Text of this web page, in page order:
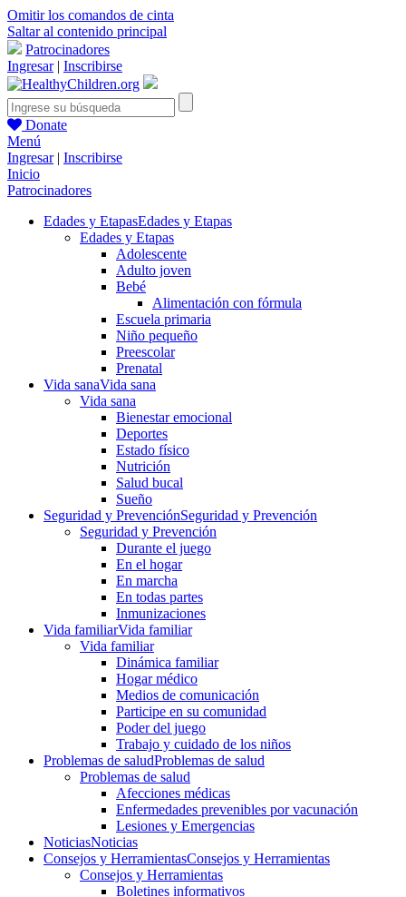
Omitir los comandos de cinta
Saltar al contenido principal
Patrocinadores
Ingresar| Inscribirse
Donate
Menú
Ingresar| Inscribirse
Inicio
Patrocinadores
Edades y EtapasEdades y Etapas
Edades y Etapas
Adolescente
Adulto joven
Bebé
Alimentación con fórmula
Escuela primaria
Niño pequeño
Preescolar
Prenatal
Vida sanaVida sana
Vida sana
Bienestar emocional
Deportes
Estado físico
Nutrición
Salud bucal
Sueño
Seguridad y PrevenciónSeguridad y Prevención
Seguridad y Prevención
Durante el juego
En el hogar
En marcha
En todas partes
Inmunizaciones
Vida familiarVida familiar
Vida familiar
Dinámica familiar
Hogar médico
Medios de comunicación
Participe en su comunidad
Poder del juego
Trabajo y cuidado de los niños
Problemas de saludProblemas de salud
Problemas de salud
Afecciones médicas
Enfermedades prevenibles por vacunación
Lesiones y Emergencias
NoticiasNoticias
Consejos y HerramientasConsejos y Herramientas
Consejos y Herramientas
Boletines informativos